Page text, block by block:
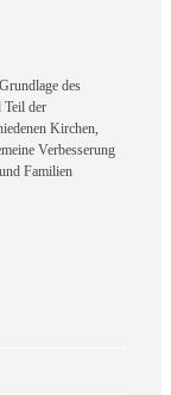
des
Teil der
Kirchen,
Verbesserung
Familien